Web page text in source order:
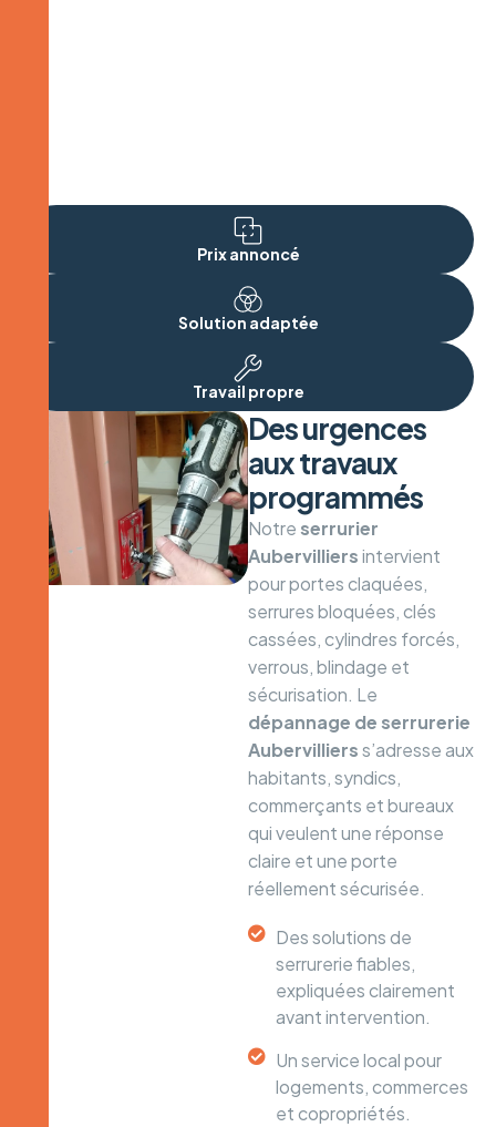
Prix annoncé
Solution adaptée
Travail propre
Des urgences
aux travaux
programmés
Notreserrurier
Aubervilliersintervient
pour portes claquées,
serrures bloquées, clés
cassées, cylindres forcés,
verrous, blindage et
sécurisation. Le
dépannage de serrurerie
Aubervillierss’adresse aux
habitants, syndics,
commerçants et bureaux
qui veulent une réponse
claire et une porte
réellement sécurisée.
Des solutions de
serrurerie fiables,
expliquées clairement
avant intervention.
Un service local pour
logements, commerces
et copropriétés.